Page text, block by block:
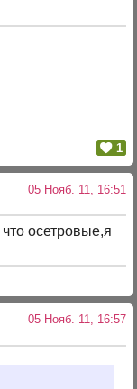
1
05 Нояб. 11, 16:51
осетровые,я
05 Нояб. 11, 16:57